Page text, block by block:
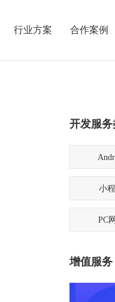
行业方案 合作案例
开发服务
小
PC
增值服务